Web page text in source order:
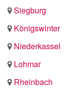
Siegburg
Königswinter
Niederkassel
Lohmar
Rheinbach